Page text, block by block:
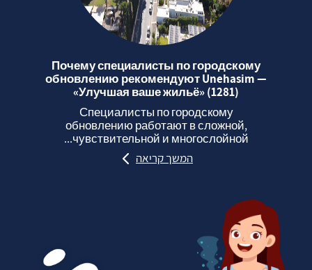
Почему специалисты по городскому
обновлению рекомендуют Unehasim —
«Улучшая ваше жильё» (1281)
Специалисты по городскому
обновлению работают в сложной,
чувствительной и многослойной...
המשך קריאה